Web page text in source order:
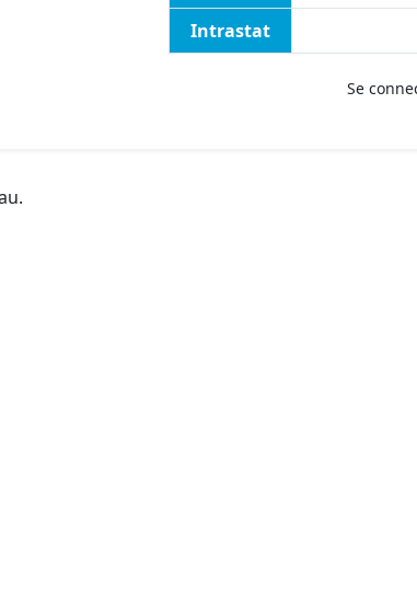
Intrastat
Se